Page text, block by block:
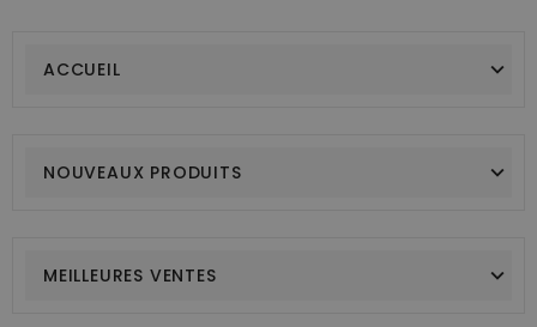
ACCUEIL
NOUVEAUX PRODUITS
MEILLEURES VENTES